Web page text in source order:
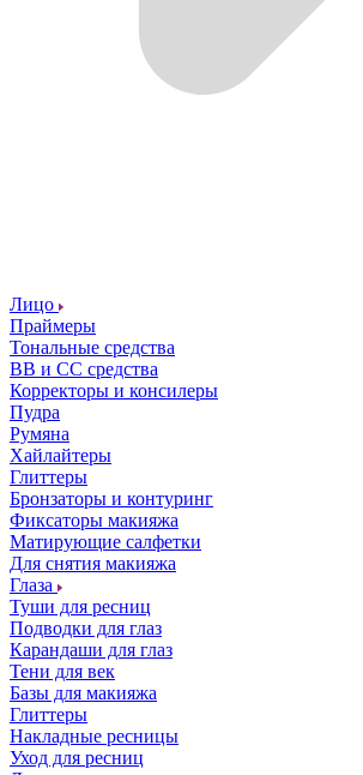
Лицо
Праймеры
Тональные средства
ВВ и СС средства
Корректоры и консилеры
Пудра
Румяна
Хайлайтеры
Глиттеры
Бронзаторы и контуринг
Фиксаторы макияжа
Матирующие салфетки
Для снятия макияжа
Глаза
Туши для ресниц
Подводки для глаз
Карандаши для глаз
Тени для век
Базы для макияжа
Глиттеры
Накладные ресницы
Уход для ресниц